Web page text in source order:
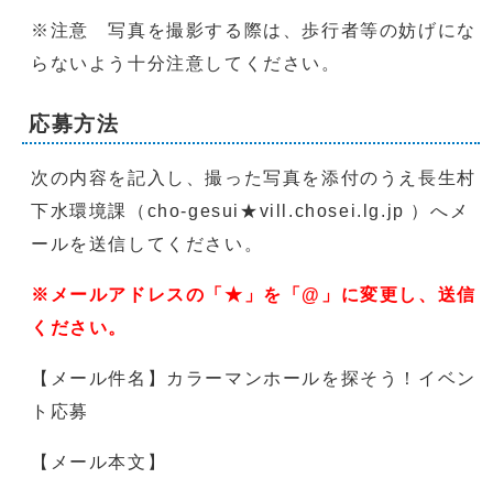
※注意 写真を撮影する際は、歩行者等の妨げにな
らないよう十分注意してください。
応募方法
次の内容を記入し、撮った写真を添付のうえ長生村
下水環境課（cho-gesui★vill.chosei.lg.jp ）へメ
ールを送信してください。
※メールアドレスの「★」を「@」に変更し、送信
ください。
【メール件名】カラーマンホールを探そう！イベン
ト応募
【メール本文】